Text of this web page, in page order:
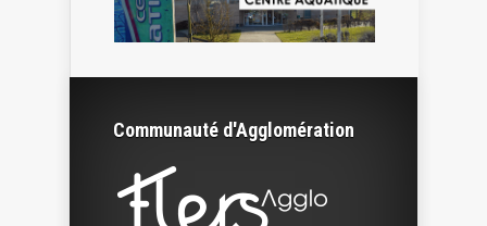
Communauté d'Agglomération